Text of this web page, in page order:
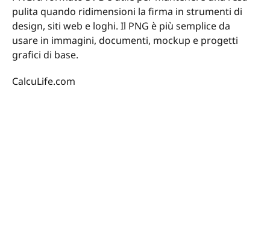
pulita quando ridimensioni la firma in strumenti di
design, siti web e loghi. Il PNG è più semplice da
usare in immagini, documenti, mockup e progetti
grafici di base.
CalcuLife.com